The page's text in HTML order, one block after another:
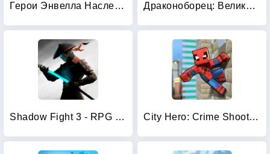
Герои Энвелла Наследие Драконоборец: Великий охотник
Shadow Fight 3 - RPG fighting City Hero: Crime Shoot Puzzle